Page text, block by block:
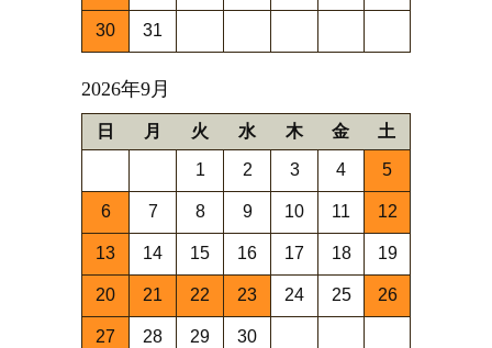
30 31
2026年9月
日 月 火 水 木 金 土
1 2 3 4 5
6 7 8 9 10 11 12
13 14 15 16 17 18 19
20 21 22 23 24 25 26
27 28 29 30